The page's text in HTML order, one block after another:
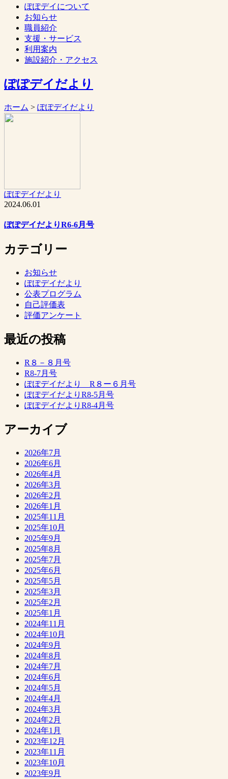
ぽぽデイについて
お知らせ
職員紹介
支援・サービス
利用案内
施設紹介・アクセス
ぽぽデイだより
ホーム > ぽぽデイだより
ぽぽデイだより
2024.06.01
ぽぽデイだよりR6-6月号
カテゴリー
お知らせ
ぽぽデイだより
公表プログラム
自己評価表
評価アンケート
最近の投稿
R８－８月号
R8-7月号
ぽぽデイだより R８ー６月号
ぽぽデイだよりR8-5月号
ぽぽデイだよりR8-4月号
アーカイブ
2026年7月
2026年6月
2026年4月
2026年3月
2026年2月
2026年1月
2025年11月
2025年10月
2025年9月
2025年8月
2025年7月
2025年6月
2025年5月
2025年3月
2025年2月
2025年1月
2024年11月
2024年10月
2024年9月
2024年8月
2024年7月
2024年6月
2024年5月
2024年4月
2024年3月
2024年2月
2024年1月
2023年12月
2023年11月
2023年10月
2023年9月